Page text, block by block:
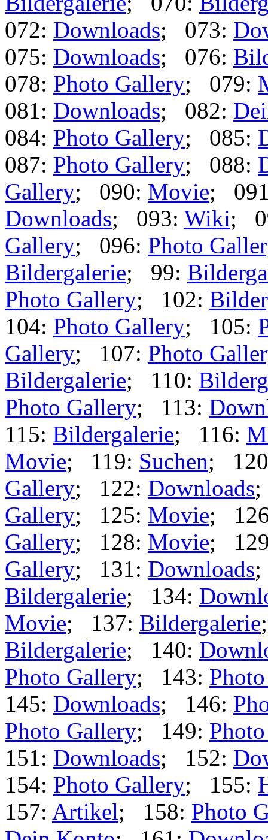
072: Downloads; 073:
075: Downloads; 076:
078: Photo Gallery; 079:
081: Downloads; 082:
084: Photo Gallery; 085:
087: Photo Gallery; 088:
Gallery; 090: Movie;
Downloads; 093: Wiki;
Gallery; 096: Photo
Bildergalerie; 99:
Photo Gallery; 102:
104: Photo Gallery; 105:
Gallery; 107: Photo
Bildergalerie; 110:
Photo Gallery; 113:
115: Bildergalerie; 116:
Movie; 119: Suchen;
Gallery; 122: Downloads
Gallery; 125: Movie;
Gallery; 128: Movie;
Gallery; 131: Downloads
Bildergalerie; 134:
Movie; 137: Bildergalerie
Bildergalerie; 140:
Photo Gallery; 143:
145: Downloads; 146:
Photo Gallery; 149:
151: Downloads; 152:
154: Photo Gallery; 155:
157: Artikel; 158: Photo